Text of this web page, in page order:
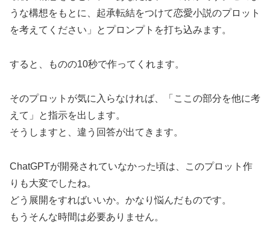
うな構想をもとに、起承転結をつけて恋愛小説のプロット
を考えてください」とプロンプトを打ち込みます。
すると、ものの10秒で作ってくれます。
そのプロットが気に入らなければ、「ここの部分を他に考
えて」と指示を出します。
そうしますと、違う回答が出てきます。
ChatGPTが開発されていなかった頃は、このプロット作
りも大変でしたね。
どう展開をすればいいか。かなり悩んだものです。
もうそんな時間は必要ありません。